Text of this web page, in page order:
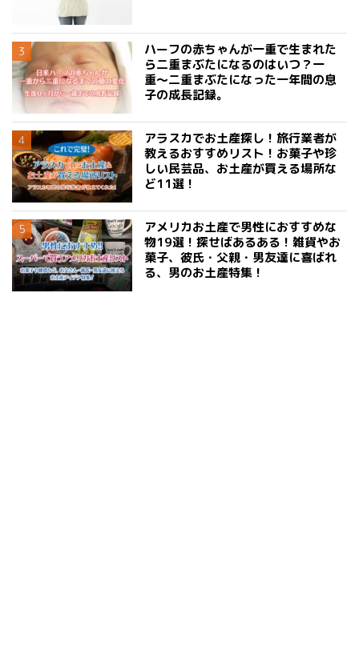
ハーフの赤ちゃんが一重で生まれた
ら二重まぶたになるのはいつ？一
重〜二重まぶたになった一年間の息
子の成長記録。
アラスカでお土産探し！旅行業者が
教えるおすすめリスト！お菓子や珍
しい民芸品、お土産が買える場所な
ど11選！
アメリカお土産で男性におすすめな
物19選！探せばあるある！雑貨やお
菓子、彼氏・父親・男友達に喜ばれ
る、男のお土産特集！